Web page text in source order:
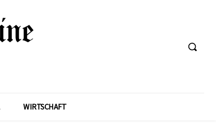
WIRTSCHAFT